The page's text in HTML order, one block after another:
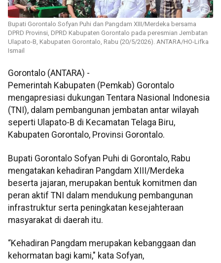
Bupati Gorontalo Sofyan Puhi dan Pangdam XIII/Merdeka bersama
DPRD Provinsi, DPRD Kabupaten Gorontalo pada peresmian Jembatan
Ulapato-B, Kabupaten Gorontalo, Rabu (20/5/2026). ANTARA/HO-Lifka
Ismail
Gorontalo (ANTARA) -
Pemerintah Kabupaten (Pemkab) Gorontalo
mengapresiasi dukungan Tentara Nasional Indonesia
(TNI), dalam pembangunan jembatan antar wilayah
seperti Ulapato-B di Kecamatan Telaga Biru,
Kabupaten Gorontalo, Provinsi Gorontalo.
Bupati Gorontalo Sofyan Puhi di Gorontalo, Rabu
mengatakan kehadiran Pangdam XIII/Merdeka
beserta jajaran, merupakan bentuk komitmen dan
peran aktif TNI dalam mendukung pembangunan
infrastruktur serta peningkatan kesejahteraan
masyarakat di daerah itu.
“Kehadiran Pangdam merupakan kebanggaan dan
kehormatan bagi kami," kata Sofyan,